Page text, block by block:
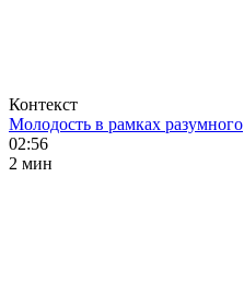
Контекст
Молодость в рамках разумного
02:56
2 мин